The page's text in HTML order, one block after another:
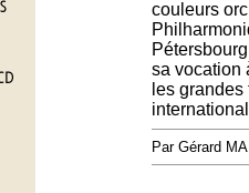
couleurs
sa vocation
les
Par Gérard